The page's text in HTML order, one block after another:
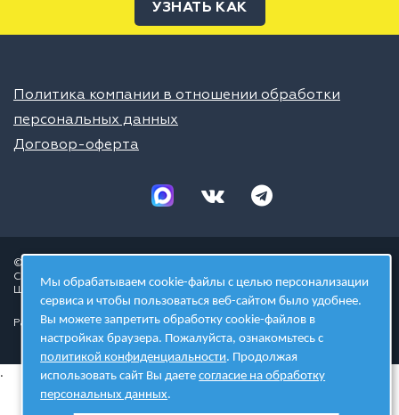
УЗНАТЬ КАК
Политика компании в отношении обработки
персональных данных
Договор-оферта
© 2026 ШЦТ
Сеть центров молодёжного инновационного творчества
Школа цифровых технологий
Разработано в студии
.
Мы обрабатываем cookie-файлы с целью персонализации
сервиса и чтобы пользоваться веб-сайтом было удобнее.
Вы можете запретить обработку cookie-файлов в
настройках браузера. Пожалуйста, ознакомьтесь с
политикой конфиденциальности. Продолжая
использовать сайт Вы даетесогласие на обработку
персональных данных.